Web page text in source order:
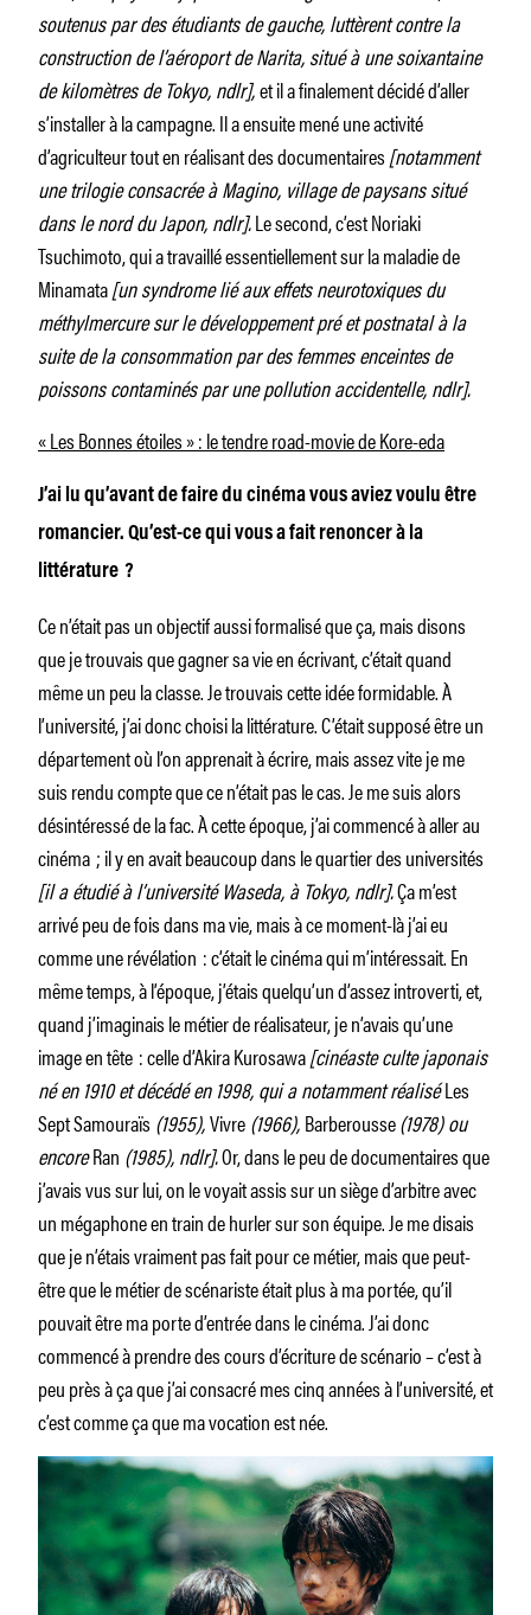
soutenus par des étudiants de gauche, luttèrent contre la
construction de l’aéroport de Narita, situé à une soixantaine
de kilomètres de Tokyo, ndlr],et il a finalement décidé d’aller
s’installer à la campagne. Il a ensuite mené une activité
d’agriculteur tout en réalisant des documentaires[notamment
une trilogie consacrée à Magino, village de paysans situé
dans le nord du Japon, ndlr].Le second, c’est Noriaki
Tsuchimoto, qui a travaillé essentiellement sur la maladie de
Minamata[un syndrome lié aux effets neurotoxiques du
méthylmercure sur le développement pré et postnatal à la
suite de la consommation par des femmes enceintes de
poissons contaminés par une pollution accidentelle, ndlr].
« Les Bonnes étoiles » : le tendre road-movie de Kore-eda
J’ai lu qu’avant de faire du cinéma vous aviez voulu être
romancier. Qu’est-ce qui vous a fait renoncer à la
littérature ?
Ce n’était pas un objectif aussi formalisé que ça, mais disons
que je trouvais que gagner sa vie en écrivant, c’était quand
même un peu la classe. Je trouvais cette idée formidable. À
l’université, j’ai donc choisi la littérature. C’était supposé être un
département où l’on apprenait à écrire, mais assez vite je me
suis rendu compte que ce n’était pas le cas. Je me suis alors
désintéressé de la fac. À cette époque, j’ai commencé à aller au
cinéma ; il y en avait beaucoup dans le quartier des universités
[il a étudié à l’université Waseda, à Tokyo, ndlr].Ça m’est
arrivé peu de fois dans ma vie, mais à ce moment-là j’ai eu
comme une révélation : c’était le cinéma qui m’intéressait. En
même temps, à l’époque, j’étais quelqu’un d’assez introverti, et,
quand j’imaginais le métier de réalisateur, je n’avais qu’une
image en tête : celle d’Akira Kurosawa[cinéaste culte japonais
né en 1910 et décédé en 1998, qui a notamment réaliséLes
Sept Samouraïs(1955),Vivre(1966),Barberousse(1978) ou
encoreRan (1985), ndlr].Or, dans le peu de documentaires que
j’avais vus sur lui, on le voyait assis sur un siège d’arbitre avec
un mégaphone en train de hurler sur son équipe. Je me disais
que je n’étais vraiment pas fait pour ce métier, mais que peut-
être que le métier de scénariste était plus à ma portée, qu’il
pouvait être ma porte d’entrée dans le cinéma. J’ai donc
commencé à prendre des cours d’écriture de scénario – c’est à
peu près à ça que j’ai consacré mes cinq années à l’université, et
c’est comme ça que ma vocation est née.